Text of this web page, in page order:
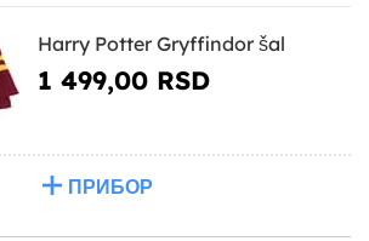
Harry Potter Gryffindor šal
1 499,00 RSD
ПРИБОР